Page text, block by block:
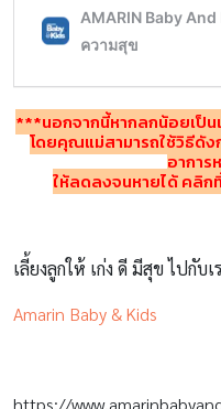
***นอกจากนี้หากลูกน้อยเป็น
โดยคุณแม่สามารถใช้วิธีดัง
อากา
ให้ลดลงจนหายได้ คลิ
เลี้ยงลูกให้ เก่ง ดี มีสุข ไปกับ
Amarin Baby & Kids
https://